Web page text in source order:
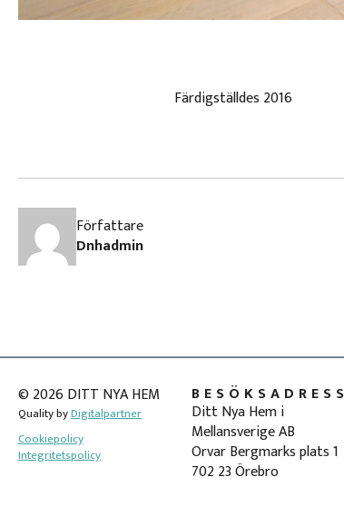
Färdigställdes 2016
Författare
Dnhadmin
© 2026 DITT NYA HEM
Quality byDigitalpartner
Cookiepolicy
Integritetspolicy
BESÖKSADRESS
Ditt Nya Hem i
Mellansverige AB
Orvar Bergmarks plats 1
702 23 Örebro